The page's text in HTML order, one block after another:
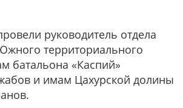
руководитель отдела
территориального
батальона «Каспий»
и имам Цахурской долины